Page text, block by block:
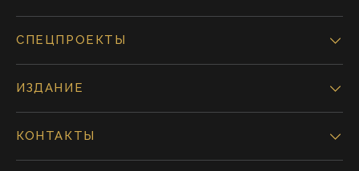
СПЕЦПРОЕКТЫ
ИЗДАНИЕ
КОНТАКТЫ